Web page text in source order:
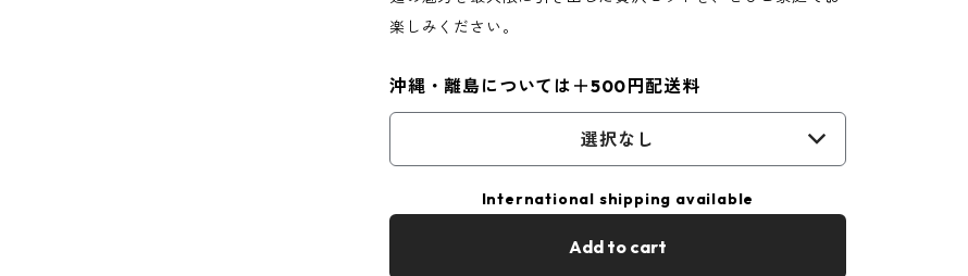
楽しみください。
沖縄・離島については＋500円配送料
選択なし
International shipping available
Add to cart